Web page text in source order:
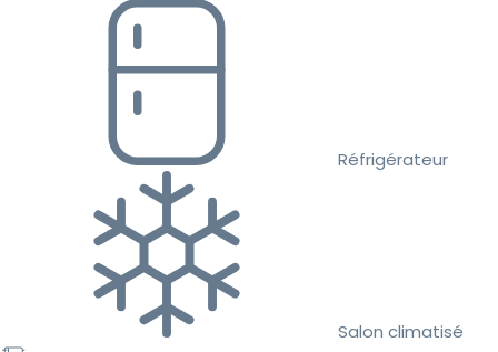
Réfrigérateur
Salon climatisé